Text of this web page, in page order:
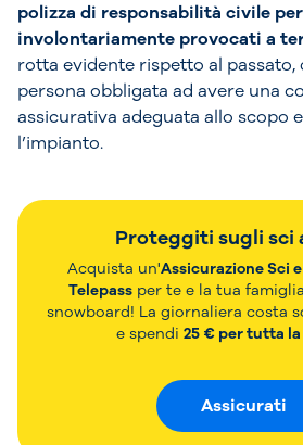
polizza di responsabilità civile
involontariamente provocati a
rotta evidente rispetto al passato,
persona obbligata ad avere una
assicurativa adeguata allo scopo
l’impianto.
Proteggiti sugli sci
Acquista un'Assicurazione Sci
Telepassper te e la tua
snowboard! La giornaliera costa
e spendi 25 € per tutta
Assicurati